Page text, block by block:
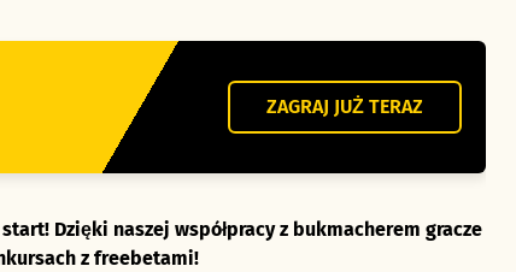
ZAGRAJ JUŻ TERAZ
Dzięki naszej współpracy z bukmacherem gracze
z freebetami!